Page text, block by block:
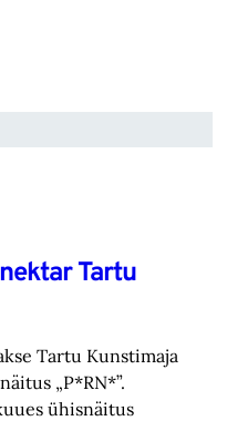
Tartu
Tartu Kunstimaja
„P*RN*”.
ühisnäitus